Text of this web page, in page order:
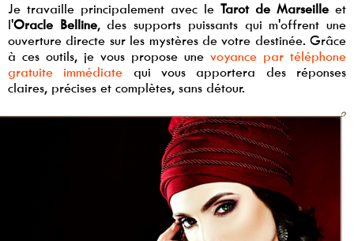
Je travaille principalement avec le Tarot de Marseille et
l'Oracle Belline, des supports puissants qui m'offrent une
ouverture directe sur les mystères de votre destinée. Grâce
à ces outils, je vous propose une voyance par téléphone
gratuite immédiate qui vous apportera des réponses
claires, précises et complètes, sans détour.